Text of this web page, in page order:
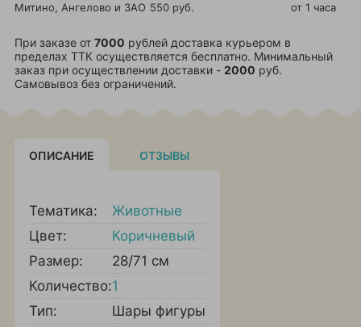
Митино, Ангелово и ЗАО 550 руб. от 1 часа
При заказе от 7000 рублей доставка курьером в
пределах ТТК осуществляется бесплатно. Минимальный
заказ при осуществлении доставки - 2000 руб.
Самовывоз без ограничений.
ОПИСАНИЕ ОТЗЫВЫ
Тематика:
Животные
Цвет:
Коричневый
Размер:
28/71 см
Количество:1
Тип:
Шары фигуры